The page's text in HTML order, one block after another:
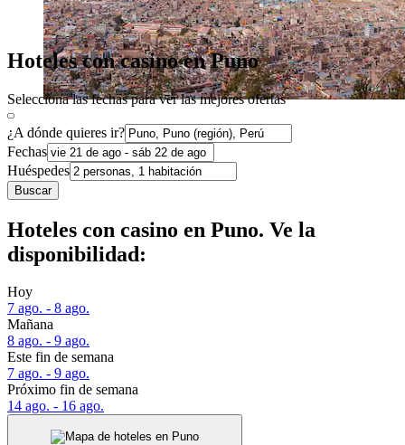
Hoteles con casino en Puno
Selecciona las fechas para ver las mejores ofertas
¿A dónde quieres ir?
Fechas
Huéspedes
Buscar
Hoteles con casino en Puno. Ve la
disponibilidad:
Hoy
7 ago. - 8 ago.
Mañana
8 ago. - 9 ago.
Este fin de semana
7 ago. - 9 ago.
Próximo fin de semana
14 ago. - 16 ago.